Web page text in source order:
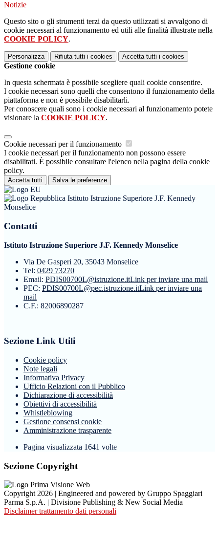
Notizie
Questo sito o gli strumenti terzi da questo utilizzati si avvalgono di
cookie necessari al funzionamento ed utili alle finalità illustrate nella
COOKIE POLICY.
Personalizza Rifiuta tutti i cookies Accetta tutti i cookies
Gestione cookie
In questa schermata è possibile scegliere quali cookie consentire.
I cookie necessari sono quelli che consentono il funzionamento della
piattaforma e non è possibile disabilitarli.
Per conoscere quali sono i cookie necessari al funzionamento potete
visionare la COOKIE POLICY.
Cookie necessari per il funzionamento
I cookie necessari per il funzionamento non possono essere
disabilitati. È possibile consultare l'elenco nella pagina della cookie
policy.
Accetta tutti Salva le preferenze
Istituto Istruzione Superiore J.F. Kennedy
Monselice
Contatti
Istituto Istruzione Superiore J.F. Kennedy Monselice
Via De Gasperi 20, 35043 Monselice
Tel: 0429 73270
Email: PDIS00700L@istruzione.itLink per inviare una mail
PEC: PDIS00700L@pec.istruzione.itLink per inviare una
mail
C.F.: 82006890287
Sezione Link Utili
Cookie policy
Note legali
Informativa Privacy
Ufficio Relazioni con il Pubblico
Dichiarazione di accessibilità
Obiettivi di accessibilità
Whistleblowing
Gestione consensi cookie
Amministrazione trasparente
Pagina visualizzata 1641 volte
Sezione Copyright
Copyright 2026 | Engineered and powered by Gruppo Spaggiari
Parma S.p.A. | Divisione Publishing & New Social Media
Disclaimer trattamento dati personali